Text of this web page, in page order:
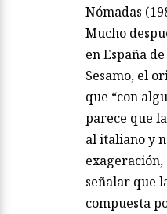
Nómadas
Mucho
en España
Sesamo, el
que “con
parece que
al italiano y
exageración,
señalar que
compuesta